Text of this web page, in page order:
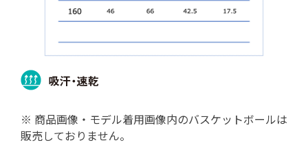
※ 商品画像・モデル着用画像内のバスケットボールは
販売しておりません。